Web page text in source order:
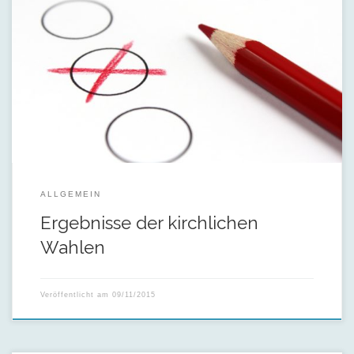
Neue Mitglieder in der Gemeindevertretung
ALLGEMEIN
Ergebnisse der kirchlichen
Wahlen
Veröffentlicht am 09/11/2015